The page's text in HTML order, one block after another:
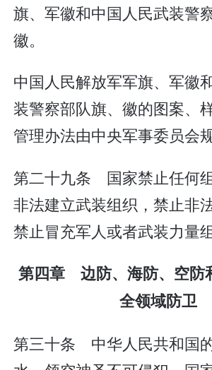
旗、军徽和中国人民武装警
徽。
中国人民解放军军旗、军徽
装警察部队旗、徽的图案、
管理办法由中央军事委员会规
第二十九条 国家禁止任何
非法建立武装组织，禁止非
禁止冒充军人或者武装力量组
第四章 边防、海防、空防
全领域防卫
第三十条 中华人民共和国